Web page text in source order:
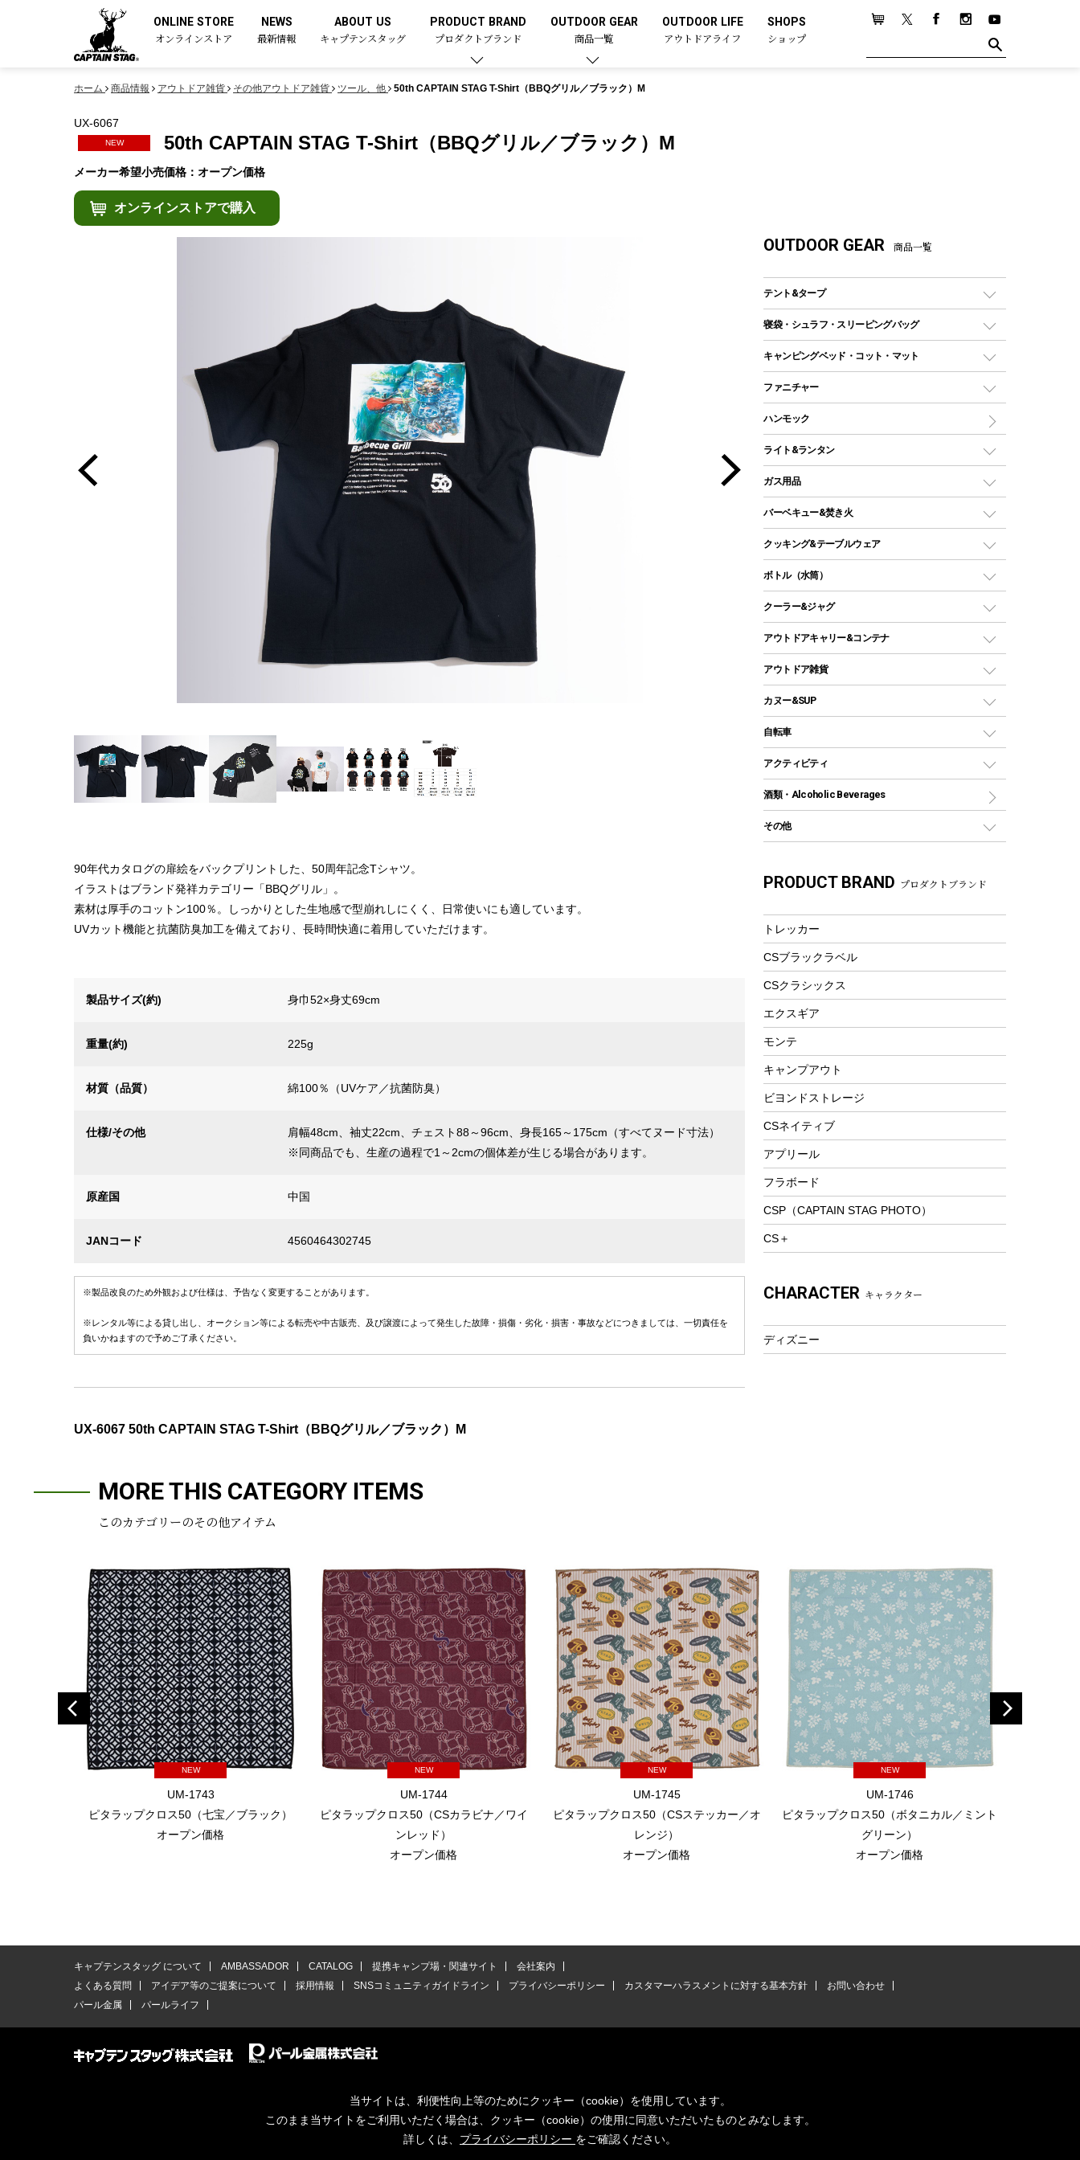
ONLINE STORE
オンラインストア
NEWS
最新情報
ABOUT US
キャプテンスタッグ
PRODUCT BRAND
プロダクトブランド
OUTDOOR GEAR
商品一覧
OUTDOOR LIFE
アウトドアライフ
SHOPS
ショップ
ホーム 商品情報 アウトドア雑貨 その他アウトドア雑貨 ツール、他 50th CAPTAIN STAG T-Shirt（BBQグリル／ブラック）M
UX-6067
NEW 50th CAPTAIN STAG T-Shirt（BBQグリル／ブラック）M
メーカー希望小売価格：オープン価格
オンラインストアで購入
90年代カタログの扉絵をバックプリントした、50周年記念Tシャツ。
イラストはブランド発祥カテゴリー「BBQグリル」。
素材は厚手のコットン100％。しっかりとした生地感で型崩れしにくく、日常使いにも適しています。
UVカット機能と抗菌防臭加工を備えており、長時間快適に着用していただけます。
製品サイズ(約) 身巾52×身丈69cm
重量(約) 225g
材質（品質） 綿100％（UVケア／抗菌防臭）
仕様/その他
肩幅48cm、袖丈22cm、チェスト88～96cm、身長165～175cm（すべてヌード寸法）
※同商品でも、生産の過程で1～2cmの個体差が生じる場合があります。
原産国 中国
JANコード 4560464302745
※製品改良のため外観および仕様は、予告なく変更することがあります。
※レンタル等による貸し出し、オークション等による転売や中古販売、及び譲渡によって発生した故障・損傷・劣化・損害・事故などにつきましては、一切責任を
負いかねますので予めご了承ください。
UX-6067 50th CAPTAIN STAG T-Shirt（BBQグリル／ブラック）M
OUTDOOR GEAR 商品一覧
テント&タープ
テント
ツールームテント
ワンポールテント
シェルターテント
ロッジ型・オリジナルテント
タープ
スクエアタープ（レクタタープ）
メッシュタープ
自立式タープ
パラソル
テントアクセサリー
ペグ
グランドシート
ガイドロープ
ツール
寝袋・シュラフ・スリーピングバッグ
レクタングラー型（封筒型）シュラフ
インナーシュラフ
キャンピングベッド・コット・マット
キャンピングベッド・コット
インフレータブルマット
ファニチャー
アウトドアテーブル
レジャーシート
ハンモック
ライト&ランタン
LEDランタン
ガスランタン
オイルランタン
LEDライト
ヘッドライト
キャンドル
ガス用品
ガスバーナー
ガス缶
ガストーチ、ライター
バーベキュー&焚き火
バーベキューコンロ、グリル
焚き火台タイプ（ロースタイル）グリル
卓上タイプグリル
パーティータイプグリル
鉄板、アミ
焚き火台&ストーブ
火起こし
バーベキューツール
燃料・着火剤・炭
クッキング&テーブルウェア
ダッチオーブン
ホットサンドメーカー
クッカーセット
シェラカップ
クッキングツール
ナイフ
カトラリー
マグカップ、カップ
フードボトル
コーヒー&ミル
トレー
ランチョンマット
ランチボックス
ピクニックセット
ボトル（水筒）
ステンレスボトル
コップ付きタイプ
ワンタッチタイプ
プラスチックボトル
ディズニーボトル
クーラー&ジャグ
クーラーボックス
クーラーバッグ
ウォータージャグ
保冷剤
アウトドアキャリー&コンテナ
アウトドアキャリー
アウトドア雑貨
バックパック&バッグ
リュック、バックパック
トートバッグ、サコッシュ
ショッピングキャリー
その他アウトドア雑貨
レイン
ツール、他
カヌー&SUP
インフレータブル
カヤック
パドル
ヘルメット
アクセサリー
自転車
折りたたみ自転車
スポーツサイクル
シティサイクル
自転車用アクセサリー
自転車ウェア
アクティビティ
マリン
ラッシュガード
テント
フローティングベスト
ヘルメット
エアーポンプ
ウィンター
防寒ウェア
ツール&アクセサリー
トレッキング
トレッキングステッキ
トレッキングアクセサリー
プレイグッズ
ウェルネス
フィットネス
アクセサリー
酒類・Alcoholic Beverages
その他
湯たんぽ
PRODUCT BRAND プロダクトブランド
トレッカー
CSブラックラベル
CSクラシックス
エクスギア
モンテ
キャンプアウト
ビヨンドストレージ
CSネイティブ
アプリール
フラボード
CSP（CAPTAIN STAG PHOTO）
CS＋
CHARACTER キャラクター
ディズニー
MORE THIS CATEGORY ITEMS
このカテゴリーのその他アイテム
NEW
UM-1743
ピタラップクロス50（七宝／ブラック）
オープン価格
NEW
UM-1744
ピタラップクロス50（CSカラビナ／ワイ
ンレッド）
オープン価格
NEW
UM-1745
ピタラップクロス50（CSステッカー／オ
レンジ）
オープン価格
NEW
UM-1746
ピタラップクロス50（ボタニカル／ミント
グリーン）
オープン価格
キャプテンスタッグ について AMBASSADOR CATALOG 提携キャンプ場・関連サイト
会社案内
よくある質問
アイデア等のご提案について 採用情報 SNSコミュニティガイドライン プライバシーポリシー カスタマーハラスメントに対する基本方針
お問い合わせ
パール金属
パールライフ
当サイトは、利便性向上等のためにクッキー（cookie）を使用しています。
このまま当サイトをご利用いただく場合は、クッキー（cookie）の使用に同意いただいたものとみなします。
詳しくは、 プライバシーポリシー をご確認ください。